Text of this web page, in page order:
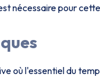
nécessaire pour
où l'essentiel du